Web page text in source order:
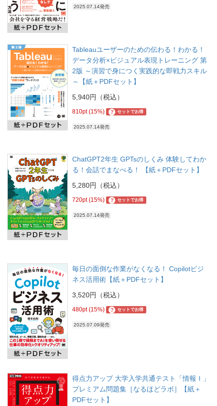
2025.07.14発売
Tableauユーザーのための伝わる！わかる！
データ分析×ビジュアル表現トレーニング 第
2版 ～演習で身につく実践的な即戦力スキル
～【紙＋PDFセット】
5,940円（税込）
810pt (15%) ? セットでお得
2025.07.14発売
ChatGPT2年生 GPTsのしくみ 体験してわか
る！会話でまなべる！ 【紙＋PDFセット】
5,280円（税込）
720pt (15%) ? セットでお得
2025.07.14発売
毎日の面倒な作業がなくなる！ Copilotビジ
ネス活用術【紙＋PDFセット】
3,520円（税込）
480pt (15%) ? セットでお得
2025.07.09発売
得点力アップ 大学入学共通テスト「情報Ｉ」
プレミアム問題集［なるほどラボ］【紙＋
PDFセット】